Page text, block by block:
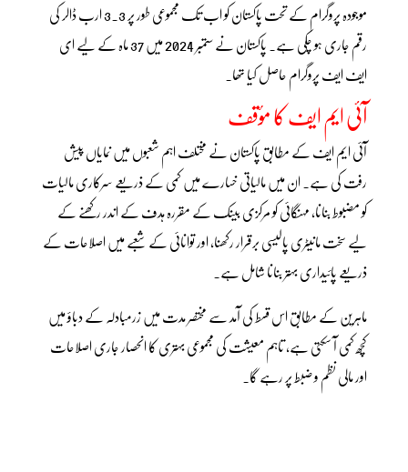
موجودہ پروگرام کے تحت پاکستان کو اب تک مجموعی طور پر 3.3 ارب ڈالر کی
رقم جاری ہو چکی ہے۔ پاکستان نے ستمبر 2024 میں 37 ماہ کے لیے ای
ایف ایف پروگرام حاصل کیا تھا۔
آئی ایم ایف کا مؤقف
آئی ایم ایف کے مطابق پاکستان نے مختلف اہم شعبوں میں نمایاں پیش
رفت کی ہے۔ ان میں مالیاتی خسارے میں کمی کے ذریعے سرکاری مالیات
کو مضبوط بنانا، مہنگائی کو مرکزی بینک کے مقررہ ہدف کے اندر رکھنے کے
لیے سخت مانیٹری پالیسی برقرار رکھنا، اور توانائی کے شعبے میں اصلاحات کے
ذریعے پائیداری بہتر بنانا شامل ہے۔
ماہرین کے مطابق اس قسط کی آمد سے مختصر مدت میں زرمبادلہ کے دباؤ میں
کچھ کمی آ سکتی ہے، تاہم معیشت کی مجموعی بہتری کا انحصار جاری اصلاحات
اور مالی نظم و ضبط پر رہے گا۔